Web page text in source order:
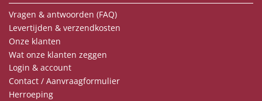
Vragen & antwoorden (FAQ)
Levertijden & verzendkosten
Onze klanten
Wat onze klanten zeggen
Login & account
Contact / Aanvraagformulier
Herroeping